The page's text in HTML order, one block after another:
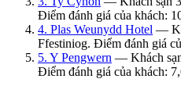
Điểm đánh giá của khách:
4. Plas Weunydd Hotel —
Ffestiniog. Điểm đánh giá
5. Y Pengwern — Khách
Điểm đánh giá của khách: